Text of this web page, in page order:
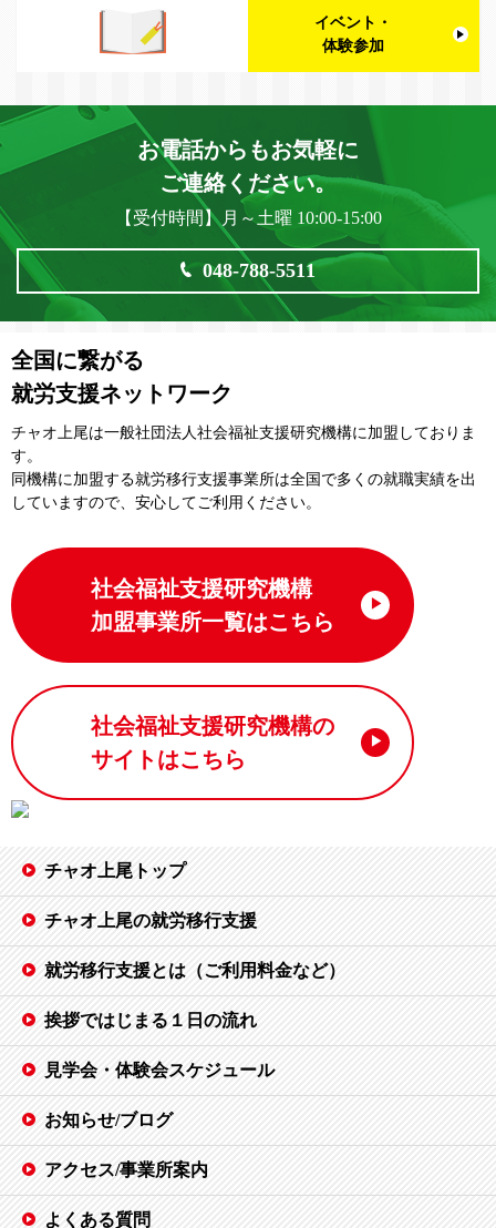
イベント・
体験参加
お電話からもお気軽に
ご連絡ください。
【受付時間】月～土曜 10:00-15:00
048-788-5511
全国に繋がる
就労支援ネットワーク
チャオ上尾は一般社団法⼈社会福祉⽀援研究機構に加盟しておりま
す。
同機構に加盟する就労移⾏⽀援事業所は全国で多くの就職実績を出
していますので、安⼼してご利⽤ください。
社会福祉支援研究機構
加盟事業所一覧はこちら
社会福祉支援研究機構の
サイトはこちら
チャオ上尾トップ
チャオ上尾の就労移行支援
就労移行支援とは（ご利用料金など）
挨拶ではじまる１日の流れ
見学会・体験会スケジュール
お知らせ/ブログ
アクセス/事業所案内
よくある質問